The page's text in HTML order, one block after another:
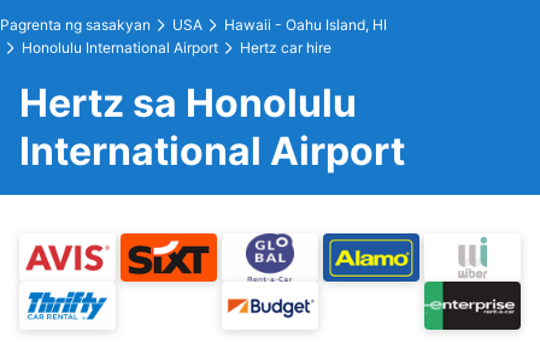
Pagrenta ng sasakyan USA
Hawaii - Oahu Island, HI
Honolulu International Airport
Hertz car hire
Hertz sa Honolulu
International Airport